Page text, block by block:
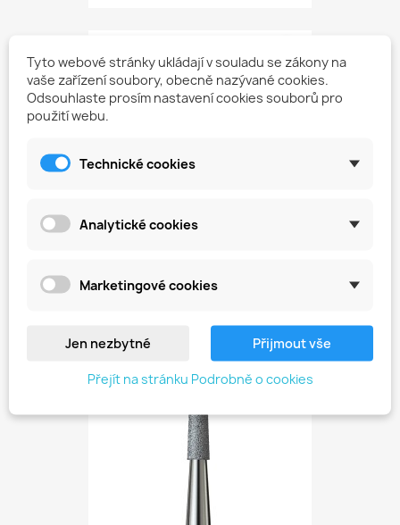
Diamantová Fréza Pro...
favorite_border
favorite_border
Tyto webové stránky ukládají v souladu se zákony na
vaše zařízení soubory, obecně nazývané cookies.
Odsouhlaste prosím nastavení cookies souborů pro
použití webu.
Technické cookies
Analytické cookies
Marketingové cookies
Jen nezbytné Přijmout vše
Přejít na stránku Podrobně o cookies